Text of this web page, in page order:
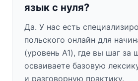
язык с нуля?
Да. У нас есть
польского онлайн для
(уровень A1), где вы шаг за
осваиваете базовую
и разговорную практику.